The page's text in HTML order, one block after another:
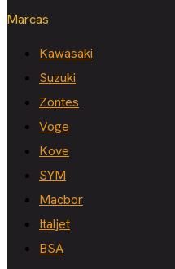
Marcas
Kawasaki
Suzuki
Zontes
Voge
Kove
SYM
Macbor
Italjet
BSA